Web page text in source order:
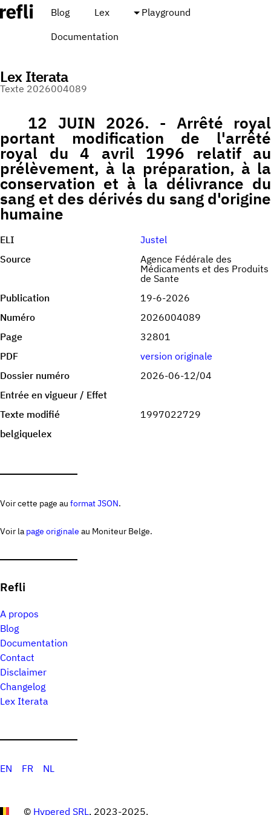
Blog Lex
Playground
Documentation
Lex Iterata
Texte 2026004089
12 JUIN 2026. - Arrêté royal
portant modification de l'arrêté
royal du 4 avril 1996 relatif au
prélèvement, à la préparation, à la
conservation et à la délivrance du
sang et des dérivés du sang d'origine
humaine
ELI
Justel
Source
Agence Fédérale des
Médicaments et des Produits
de Sante
Publication
19-6-2026
Numéro
2026004089
Page
32801
PDF
version originale
Dossier numéro
2026-06-12/04
Entrée en vigueur / Effet
Texte modifié
1997022729
belgiquelex
Voir cette page au format JSON.
Voir la page originale au Moniteur Belge.
Refli
A propos
Blog
Documentation
Contact
Disclaimer
Changelog
Lex Iterata
EN FR NL
© Hypered SRL, 2023-2025.